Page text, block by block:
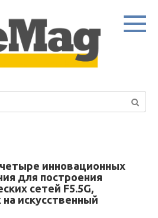
четыре инновационных
для построения
сетей F5.5G,
искусственный